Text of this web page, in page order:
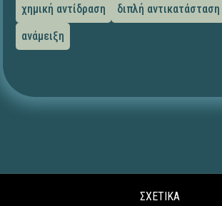
χημική αντίδραση
διπλή αντικατάσταση
ανάμειξη
ΣΧΕΤΙΚΑ